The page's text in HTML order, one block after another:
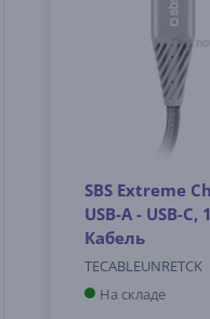
SBS Extreme
USB-A - USB-
Кабель
TECABLEUNRETCK
На складе